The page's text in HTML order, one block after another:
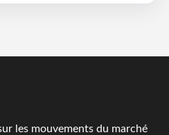
les mouvements du marché